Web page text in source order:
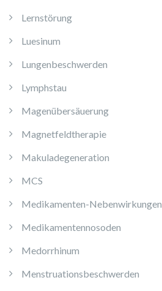
Lernstörung
Luesinum
Lungenbeschwerden
Lymphstau
Magenübersäuerung
Magnetfeldtherapie
Makuladegeneration
MCS
Medikamenten-Nebenwirkungen
Medikamentennosoden
Medorrhinum
Menstruationsbeschwerden